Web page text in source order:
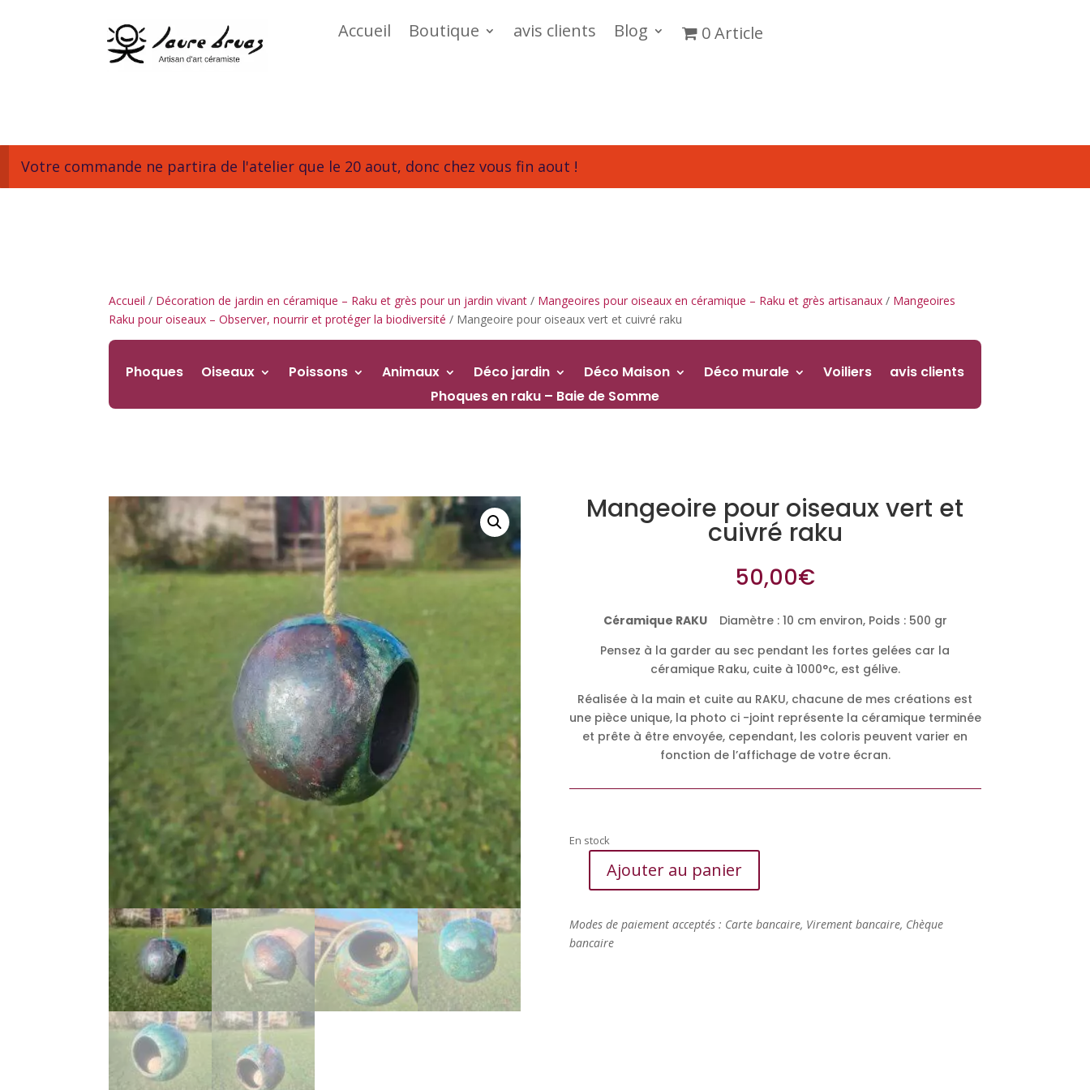
Accueil Boutique avis clients Blog 0 Article
Votre commande ne partira de l'atelier que le 20 aout, donc chez vous fin aout !
Accueil / Décoration de jardin en céramique – Raku et grès pour un jardin vivant / Mangeoires pour oiseaux en céramique – Raku et grès artisanaux / Mangeoires
Raku pour oiseaux – Observer, nourrir et protéger la biodiversité / Mangeoire pour oiseaux vert et cuivré raku
Phoques Oiseaux Poissons Animaux Déco jardin Déco Maison Déco murale Voiliers
avis clients
Phoques en raku – Baie de Somme
Mangeoire pour oiseaux vert et
cuivré raku
50,00€
Céramique RAKU Diamètre : 10 cm environ, Poids : 500 gr
Pensez à la garder au sec pendant les fortes gelées car la
céramique Raku, cuite à 1000°c, est gélive.
Réalisée à la main et cuite au RAKU, chacune de mes créations est
une pièce unique, la photo ci -joint représente la céramique terminée
et prête à être envoyée, cependant, les coloris peuvent varier en
fonction de l’affichage de votre écran.
En stock
quantité
pour
oiseaux
Ajouter au panier
Modes de paiement acceptés : Carte bancaire, Virement bancaire, Chèque
bancaire